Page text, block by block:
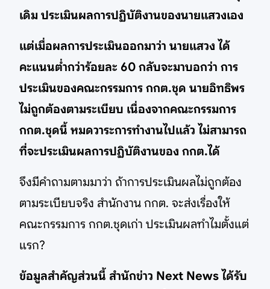
เดิม ประเมินผลการปฏิบัติงานของนายแสวงเอง
แต่เมื่อผลการประเมินออกมาว่า นายแสวง ได้
คะแนนต่ำกว่าร้อยละ 60 กลับจะมาบอกว่า การ
ประเมินของคณะกรรมการ กกต.ชุด นายอิทธิพร
ไม่ถูกต้องตามระเบียบ เนื่องจากคณะกรรมการ
กกต.ชุดนี้ หมดวาระการทำงานไปแล้ว ไม่สามารถ
ที่จะประเมินผลการปฏิบัติงานของ กกต.ได้
จึงมีคำถามตามมาว่า ถ้าการประเมินผลไม่ถูกต้อง
ตามระเบียบจริง สำนักงาน กกต. จะส่งเรื่องให้
คณะกรรมการ กกต.ชุดเก่า ประเมินผลทำไมตั้งแต่
แรก?
ข้อมูลสำคัญส่วนนี้ สำนักข่าว Next News ได้รับ